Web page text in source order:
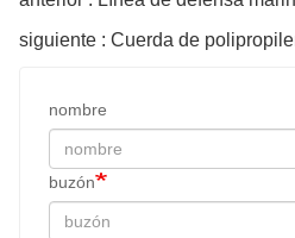
siguiente : Cuerda de
nombre
buzón